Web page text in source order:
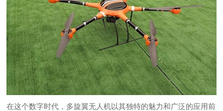
在这个数字时代，多旋翼无人机以其独特的魅力和广泛的应用前